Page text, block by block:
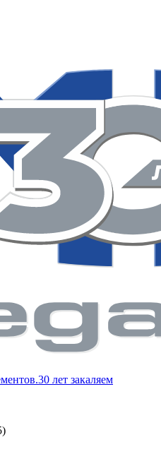
30 лет закаляем